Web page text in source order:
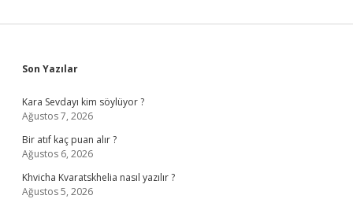
Sidebar
Son Yazılar
Kara Sevdayı kim söylüyor ?
Ağustos 7, 2026
Bir atıf kaç puan alır ?
Ağustos 6, 2026
Khvicha Kvaratskhelia nasıl yazılır ?
Ağustos 5, 2026